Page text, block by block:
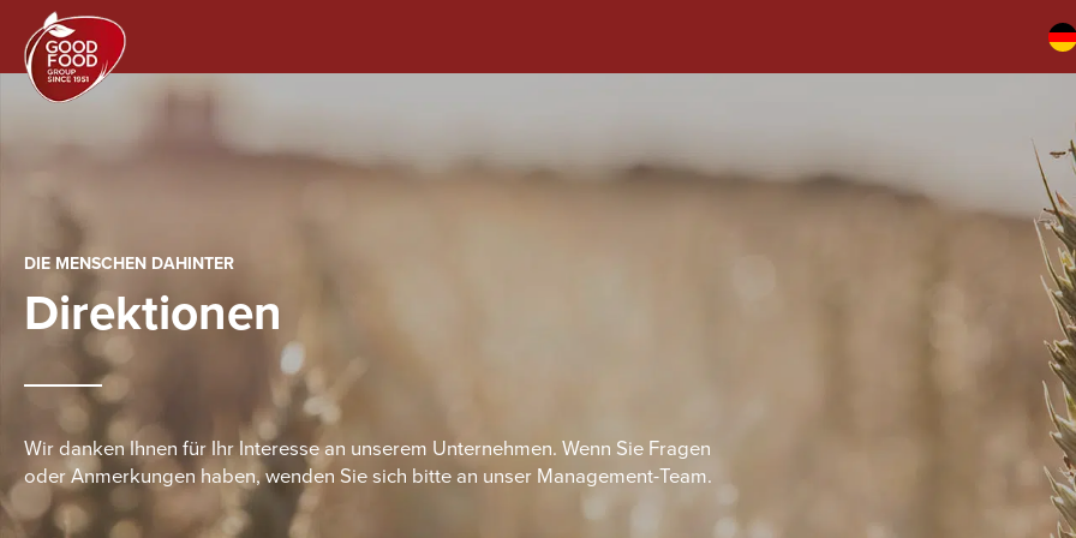
DIE MENSCHEN DAHINTER
Direktionen
Wir danken Ihnen für Ihr Interesse an unserem Unternehmen. Wenn Sie Fragen
oder Anmerkungen haben, wenden Sie sich bitte an unser Management-Team.